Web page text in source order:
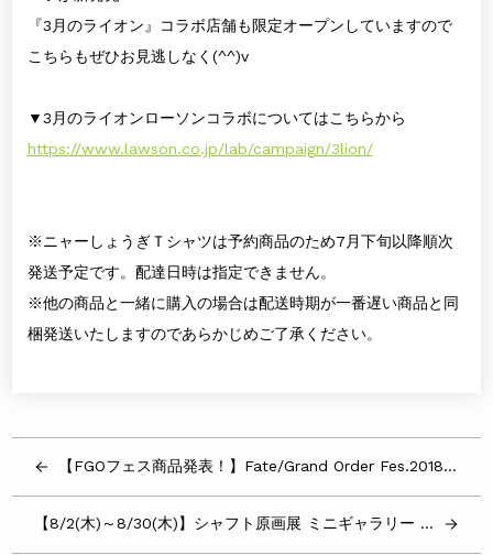
『3月のライオン』コラボ店舗も限定オープンしていますので
こちらもぜひお見逃しなく(^^)v
▼3月のライオンローソンコラボについてはこちらから
https://www.lawson.co.jp/lab/campaign/3lion/
※ニャーしょうぎＴシャツは予約商品のため7月下旬以降順次
発送予定です。配達日時は指定できません。
※他の商品と一緒に購入の場合は配送時期が一番遅い商品と同
梱発送いたしますのであらかじめご了承ください。
【FGOフェス商品発表！】Fate/Grand Order Fes.2018に出展します！
【8/2(木)～8/30(木)】シャフト原画展 ミニギャラリー in 博多マルイ開催のご案内